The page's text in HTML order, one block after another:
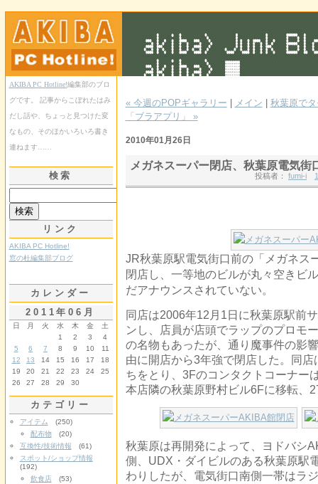
« 今週のPOPギャラリー メイン
秋葉原で
「ブラアプリ」 »
2010年01月26日
メガネスーパー閉店、秋葉原電気街
投稿者： fumi-i
JR秋葉原駅電気街口前の「メガネス
閉店し、一等地のビルが丸々空きビ
だアナウンスされていない。
同店は2006年12月1日に秋葉原駅前
ンし、店員が店頭でラップのプロモ
の名物もあったが、通り魔事件の影
由に開店から3年強で閉店した。同
ちをとり、3Fのコンタクトコーナー
本店隣の秋葉原野村ビル6Fに移転、
秋葉原は再開発によって、ヨドバシ
側、UDX・ダイビルのある秋葉原駅
わりしたが、電気街口南側一帯はラ
AKIBA PC Hotline!編集部のブロ
グです。 記事からこぼれたはみ
だし話や、ちょっと見つけた変
なもの、そのほかいろいろ書き
連ねます……
検索
リンク
AKIBA PC Hotline!
窓の杜編集部ブログ
カレンダー
2011年06月
日 月 火 水 木 金
土
1
2 3
4
5
6 7 8 9 10
11
12
13 14 15 16 17
18
19
20 21 22 23 24
25
26
27 28 29 30
カテゴリー
アイテム (250)
配布物(20)
互換性/技術情報 (61)
スポット/ショップ情報
(192)
飲食店(53)